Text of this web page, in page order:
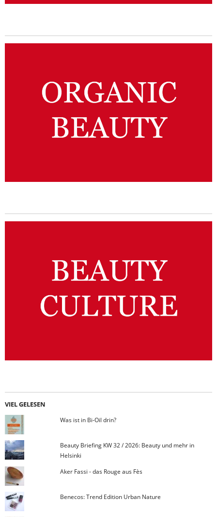
VIEL GELESEN
Was ist in Bi-Oil drin?
Beauty Briefing KW 32 / 2026: Beauty und mehr in
Helsinki
Aker Fassi - das Rouge aus Fès
Benecos: Trend Edition Urban Nature